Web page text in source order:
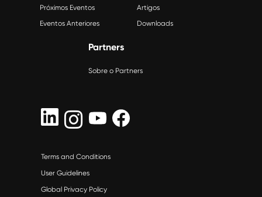
Próximos Eventos
Eventos Anteriores
Artigos
Downloads
Partners
Sobre o Partners
Terms and Conditions
User Guidelines
Global Privacy Policy